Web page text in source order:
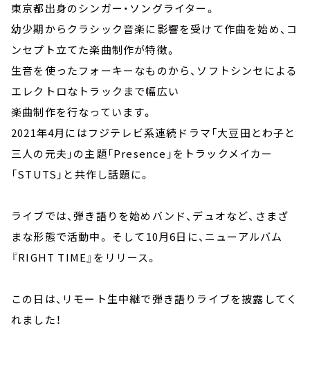
東京都出身のシンガー・ソングライター。
幼少期からクラシック音楽に影響を受けて作曲を始め、コ
ンセプト立てた楽曲制作が特徴。
生音を使ったフォーキーなものから、ソフトシンセによる
エレクトロなトラックまで幅広い
楽曲制作を行なっています。
2021年4月にはフジテレビ系連続ドラマ「大豆田とわ子と
三人の元夫」の主題「Presence」をトラックメイカー
「STUTS」と共作し話題に。
ライブでは、弾き語りを始めバンド、デュオなど、さまざ
まな形態で活動中。 そして10月6日に、ニューアルバム
『RIGHT TIME』をリリース。
この日は、リモート生中継で弾き語りライブを披露してく
れました！